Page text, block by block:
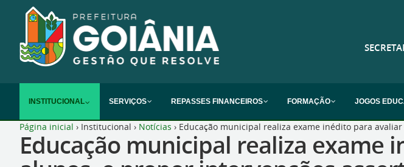
INSTITUCIONAL SERVIÇOS REPASSES FINANCEIROS FORMAÇÃO JOGOS
Página inicial › Institucional › Notícias › Educação municipal realiza exame inédito para
Educação municipal realiza exame